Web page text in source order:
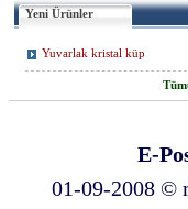
Yeni Ürünler
Yuvarlak kristal küp
E-
01-09-2008 ©